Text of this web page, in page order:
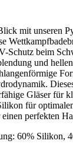
mit unseren
Schutz beim
und
Gläser für
für
perfekten
60% Silikon,